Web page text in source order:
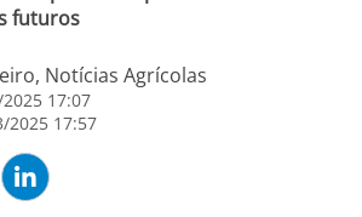
futuros
Notícias Agrícolas
17:07
2025 17:57